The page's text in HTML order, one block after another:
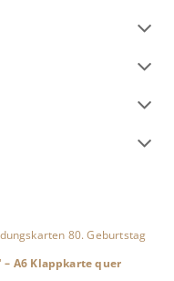
80. Geburtstag
A6 Klappkarte quer